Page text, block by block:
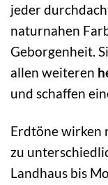
jeder
naturnahen
Geborgenheit.
allen weiteren
und schaffen
Erdtöne wirken
zu
Landhaus bis